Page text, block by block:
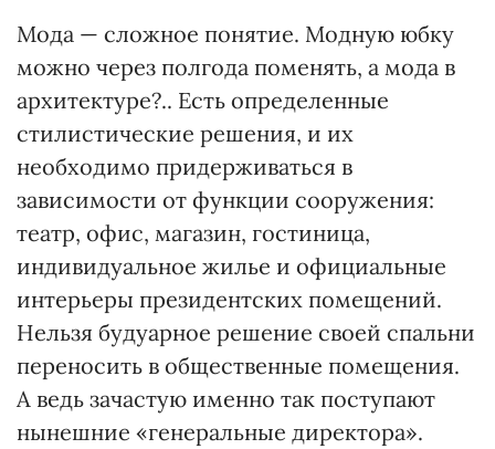
Мода — сложное понятие. Модную юбку
можно через полгода поменять, а мода в
архитектуре?.. Есть определенные
стилистические решения, и их
необходимо придерживаться в
зависимости от функции сооружения:
театр, офис, магазин, гостиница,
индивидуальное жилье и официальные
интерьеры президентских помещений.
Нельзя будуарное решение своей спальни
переносить в общественные помещения.
А ведь зачастую именно так поступают
нынешние «генеральные директора».